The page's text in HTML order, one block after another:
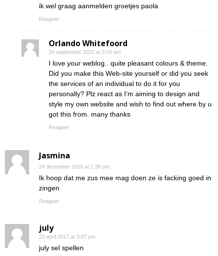
ik wel graag aanmelden groetjes paola
Reageer
Orlando Whitefoord
24 september 2021 at 5:04 am
I love your weblog.. quite pleasant colours & theme.
Did you make this Web-site yourself or did you seek
the services of an individual to do it for you
personally? Plz react as I’m aiming to design and
style my own website and wish to find out where by u
got this from. many thanks
Reageer
Jasmina
24 december 2016 at 1:36 pm
Ik hoop dat me zus mee mag doen ze is facking goed in
zingen
Reageer
july
22 april 2017 at 3:07 pm
july sel spellen